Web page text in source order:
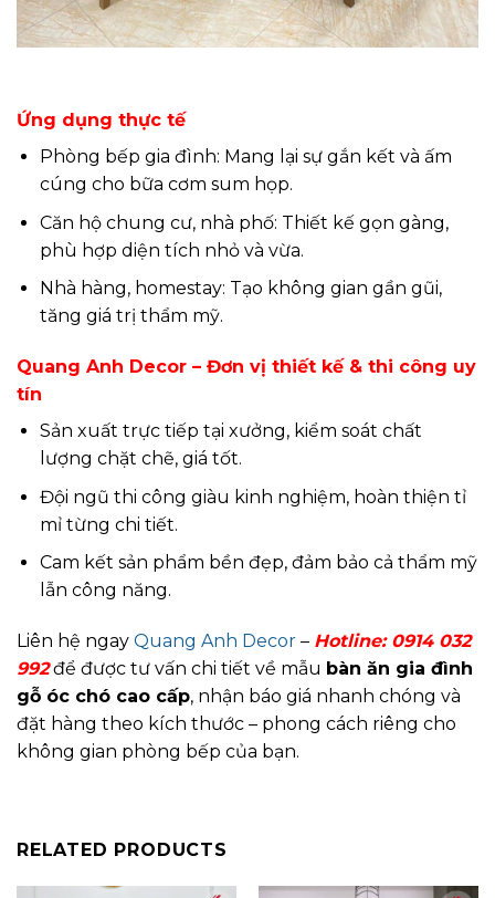
Ứng dụng thực tế
Phòng bếp gia đình: Mang lại sự gắn kết và ấm
cúng cho bữa cơm sum họp.
Căn hộ chung cư, nhà phố: Thiết kế gọn gàng,
phù hợp diện tích nhỏ và vừa.
Nhà hàng, homestay: Tạo không gian gần gũi,
tăng giá trị thẩm mỹ.
Quang Anh Decor – Đơn vị thiết kế & thi công uy
tín
Sản xuất trực tiếp tại xưởng, kiểm soát chất
lượng chặt chẽ, giá tốt.
Đội ngũ thi công giàu kinh nghiệm, hoàn thiện tỉ
mỉ từng chi tiết.
Cam kết sản phẩm bền đẹp, đảm bảo cả thẩm mỹ
lẫn công năng.
Liên hệ ngay Quang Anh Decor – Hotline: 0914 032
992để được tư vấn chi tiết về mẫu bàn ăn gia đình
gỗ óc chó cao cấp, nhận báo giá nhanh chóng và
đặt hàng theo kích thước – phong cách riêng cho
không gian phòng bếp của bạn.
RELATED PRODUCTS